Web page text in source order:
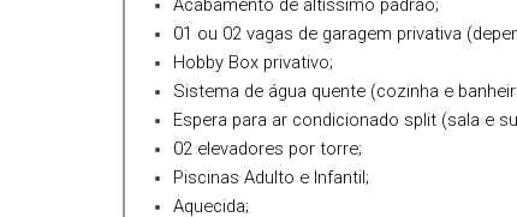
Garante já seu espaço neste paraíso.
PROCURE UM DE NOSSOS CORRETORES
Registro de Incorporação Imobiliária n.3-28.550 -
Acabamento de altíssimo padrão;
01 ou 02 vagas de garagem privativa
Hobby Box privativo;
Sistema de água quente (cozinha e
Espera para ar condicionado split (sala e
02 elevadores por torre;
Piscinas Adulto e Infantil;
Aquecida;